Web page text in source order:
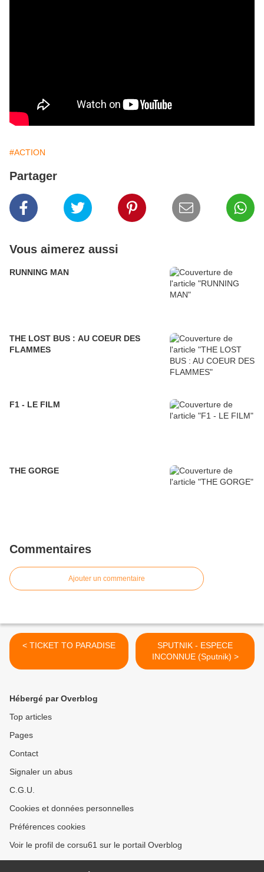
#ACTION
Partager
Vous aimerez aussi
RUNNING MAN
THE LOST BUS : AU COEUR DES
FLAMMES
F1 - LE FILM
THE GORGE
Commentaires
Ajouter un commentaire
< TICKET TO PARADISE
SPUTNIK - ESPECE
INCONNUE (Sputnik) >
Hébergé par Overblog
Top articles
Pages
Contact
Signaler un abus
C.G.U.
Cookies et données personnelles
Préférences cookies
Voir le profil de corsu61 sur le portail Overblog